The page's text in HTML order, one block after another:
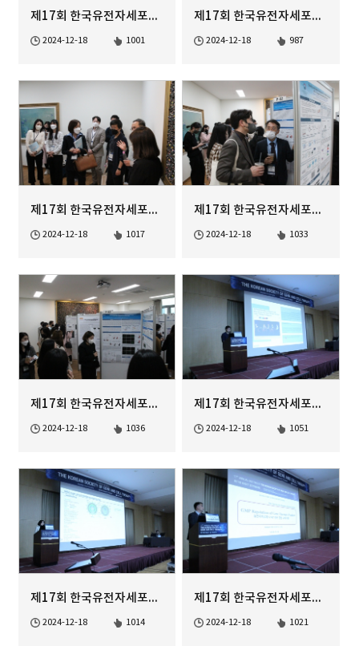
제17회 한국유전자세포치료학회 정기학술대회
2024-12-18 1001
제17회 한국유전자세포치료학회 정기학술대회
2024-12-18 987
제17회 한국유전자세포치료학회 정기학술대회
2024-12-18 1017
제17회 한국유전자세포치료학회 정기학술대회
2024-12-18 1033
제17회 한국유전자세포치료학회 정기학술대회
2024-12-18 1036
제17회 한국유전자세포치료학회 정기학술대회
2024-12-18 1051
제17회 한국유전자세포치료학회 정기학술대회
2024-12-18 1014
제17회 한국유전자세포치료학회 정기학술대회
2024-12-18 1021